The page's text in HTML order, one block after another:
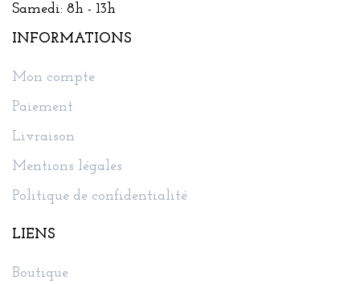
Samedi: 8h - 13h
INFORMATIONS
Mon compte
Paiement
Livraison
Mentions légales
Politique de confidentialité
LIENS
Boutique